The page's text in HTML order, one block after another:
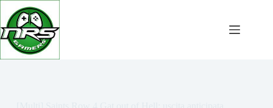
Salta
contenuto